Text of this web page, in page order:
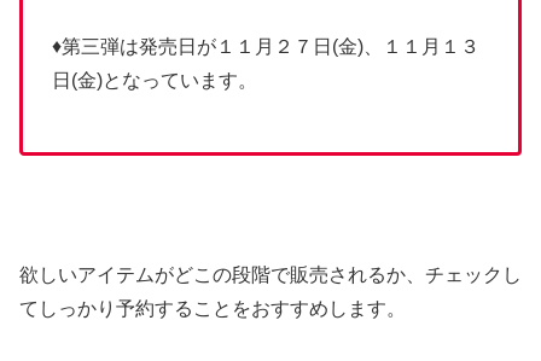
♦第三弾は発売日が１１月２７日(金)、１１月１３
日(金)となっています。
欲しいアイテムがどこの段階で販売されるか、チェックし
てしっかり予約することをおすすめします。